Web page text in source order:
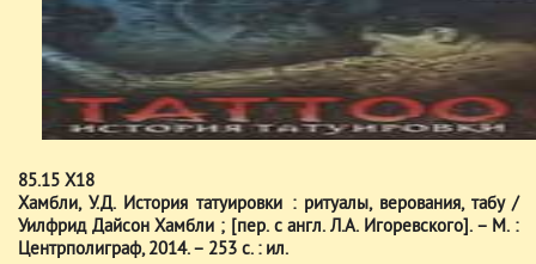
85.15 Х18
Хамбли, У.Д. История татуировки : ритуалы, верования, табу /
Уилфрид Дайсон Хамбли ; [пер. с англ. Л.А. Игоревского]. – М. :
Центрполиграф, 2014. – 253 с. : ил.